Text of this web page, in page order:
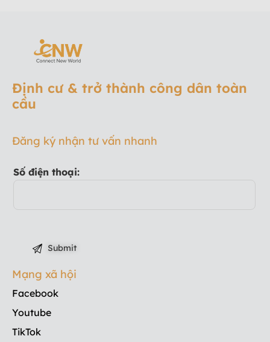
Định cư & trở thành công dân toàn
cầu
Đăng ký nhận tư vấn nhanh
Số điện thoại:
Mạng xã hội
Facebook
Youtube
TikTok